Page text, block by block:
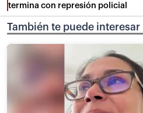
termina con represión policial
También te puede interesar